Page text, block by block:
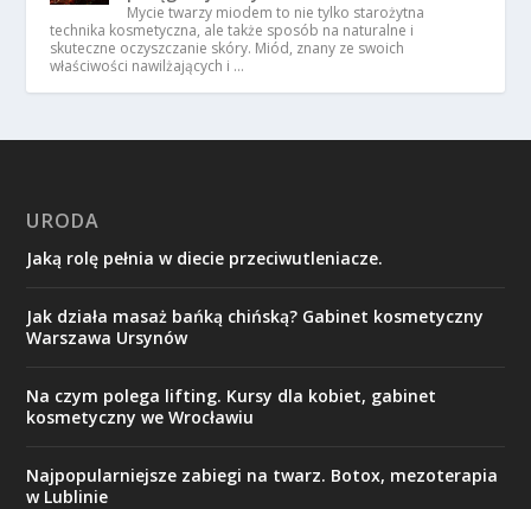
Mycie twarzy miodem to nie tylko starożytna
technika kosmetyczna, ale także sposób na naturalne i
skuteczne oczyszczanie skóry. Miód, znany ze swoich
właściwości nawilżających i …
URODA
Jaką rolę pełnia w diecie przeciwutleniacze.
Jak działa masaż bańką chińską? Gabinet kosmetyczny
Warszawa Ursynów
Na czym polega lifting. Kursy dla kobiet, gabinet
kosmetyczny we Wrocławiu
Najpopularniejsze zabiegi na twarz. Botox, mezoterapia
w Lublinie